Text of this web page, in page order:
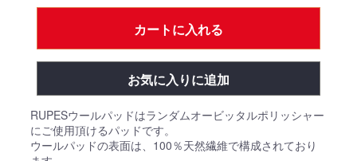
カートに入れる
お気に入りに追加
RUPESウールパッドはランダムオービッタルポリッシャー
にご使用頂けるパッドです。
ウールパッドの表面は、100％天然繊維で構成されており